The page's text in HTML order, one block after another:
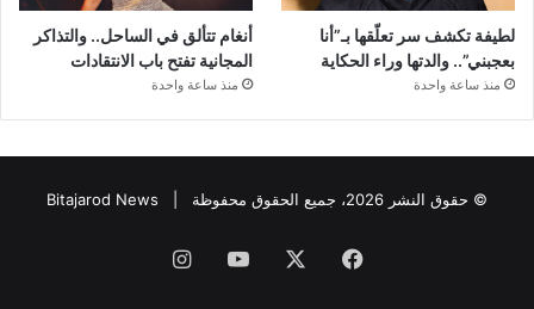
لطيفة تكشف سر تعلّقها بـ”أنا
بعجبني”.. والدتها وراء الحكاية
منذ ساعة واحدة
أنغام تتألق في الساحل.. والتذاكر
المجانية تفتح باب الانتقادات
منذ ساعة واحدة
© حقوق النشر 2026، جميع الحقوق محفوظة | Bitajarod News
فيسبوك ‫YouTubeانستقرام